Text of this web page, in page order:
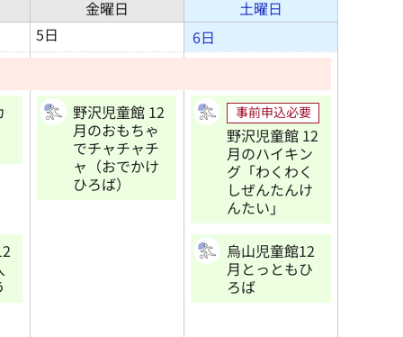
金曜日
土曜日
5日
6日
野沢児童館 12
月のおもちゃ
でチャチャチ
ャ（おでかけ
ひろば）
事前申込必要
野沢児童館 12
月のハイキン
グ「わくわく
しぜんたんけ
んたい」
烏山児童館12
月とっともひ
ろば